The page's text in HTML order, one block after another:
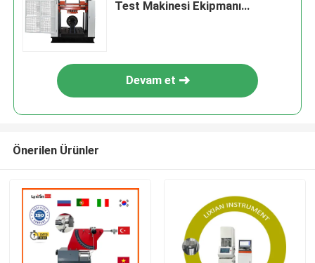
Test Makinesi Ekipmanı
Devam et
Önerilen Ürünler